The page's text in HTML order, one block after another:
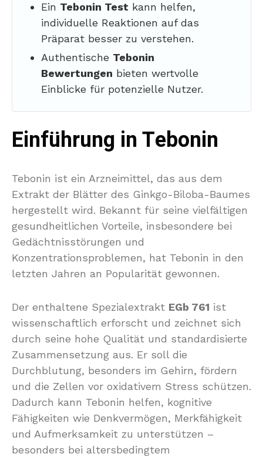
Ein Tebonin Test kann helfen,
individuelle Reaktionen auf das
Präparat besser zu verstehen.
Authentische Tebonin
Bewertungen bieten wertvolle
Einblicke für potenzielle Nutzer.
Einführung in Tebonin
Tebonin ist ein Arzneimittel, das aus dem
Extrakt der Blätter des Ginkgo-Biloba-Baumes
hergestellt wird. Bekannt für seine vielfältigen
gesundheitlichen Vorteile, insbesondere bei
Gedächtnisstörungen und
Konzentrationsproblemen, hat Tebonin in den
letzten Jahren an Popularität gewonnen.
Der enthaltene Spezialextrakt EGb 761 ist
wissenschaftlich erforscht und zeichnet sich
durch seine hohe Qualität und standardisierte
Zusammensetzung aus. Er soll die
Durchblutung, besonders im Gehirn, fördern
und die Zellen vor oxidativem Stress schützen.
Dadurch kann Tebonin helfen, kognitive
Fähigkeiten wie Denkvermögen, Merkfähigkeit
und Aufmerksamkeit zu unterstützen –
besonders bei altersbedingtem